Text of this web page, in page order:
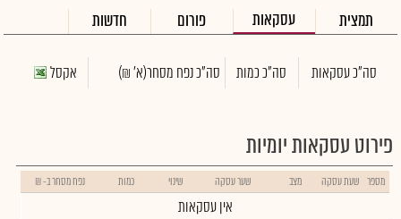
תמצית עסקאות פורום חדשות
סה"כ עסקאות סה"כ כמות סה"כ נפח מסחר(א' ₪) אקסל
פירוט עסקאות יומיות
מספר שעת עסקה מצב שער עסקה שינוי כמות נפח מסחר ב- ₪
אין עסקאות